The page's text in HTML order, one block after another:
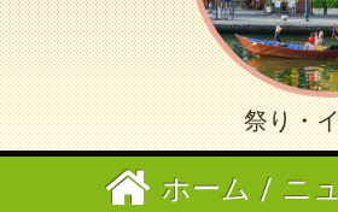
祭り・
ホーム / ニ